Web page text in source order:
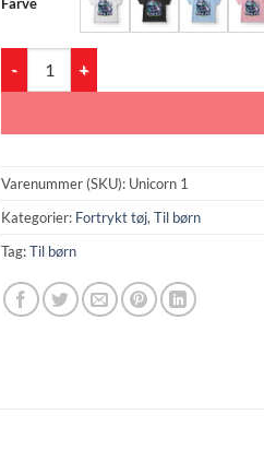
Varenummer (SKU): Unicorn 1
Kategorier: Fortrykt tøj, Til børn
Tag:Til børn